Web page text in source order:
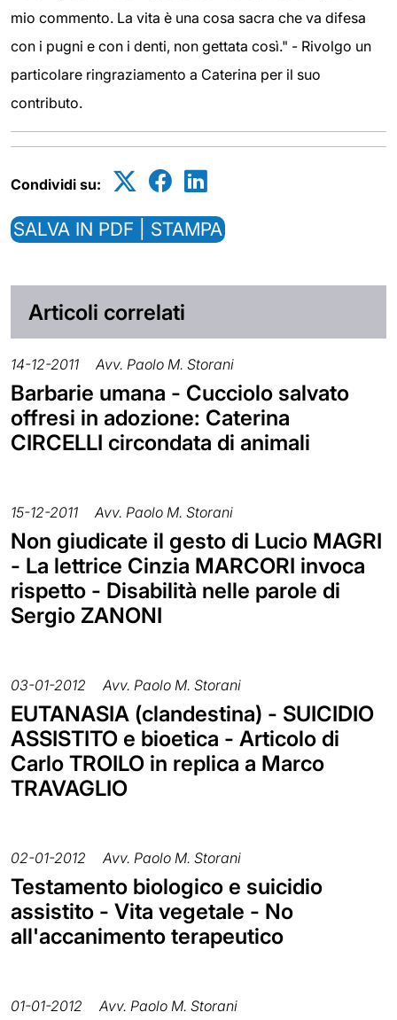
mio commento. La vita è una cosa sacra che va difesa
con i pugni e con i denti, non gettata così." - Rivolgo un
particolare ringraziamento a Caterina per il suo
contributo.
Condividi su:
SALVA IN PDF | STAMPA
Articoli correlati
14-12-2011 Avv. Paolo M. Storani
Barbarie umana - Cucciolo salvato
offresi in adozione: Caterina
CIRCELLI circondata di animali
15-12-2011 Avv. Paolo M. Storani
Non giudicate il gesto di Lucio MAGRI
- La lettrice Cinzia MARCORI invoca
rispetto - Disabilità nelle parole di
Sergio ZANONI
03-01-2012 Avv. Paolo M. Storani
EUTANASIA (clandestina) - SUICIDIO
ASSISTITO e bioetica - Articolo di
Carlo TROILO in replica a Marco
TRAVAGLIO
02-01-2012 Avv. Paolo M. Storani
Testamento biologico e suicidio
assistito - Vita vegetale - No
all'accanimento terapeutico
01-01-2012 Avv. Paolo M. Storani